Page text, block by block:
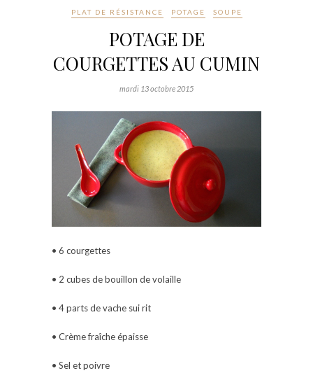
PLAT DE RÉSISTANCE POTAGE SOUPE
POTAGE DE
COURGETTES AU CUMIN
mardi 13 octobre 2015
• 6 courgettes
• 2 cubes de bouillon de volaille
• 4 parts de vache sui rit
• Crème fraîche épaisse
• Sel et poivre